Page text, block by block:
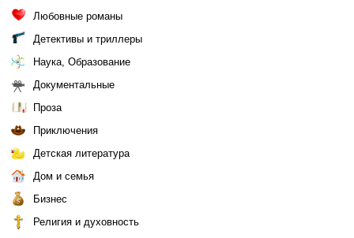
Любовные романы
Детективы и триллеры
Наука, Образование
Документальные
Проза
Приключения
Детская литература
Дом и семья
Бизнес
Религия и духовность